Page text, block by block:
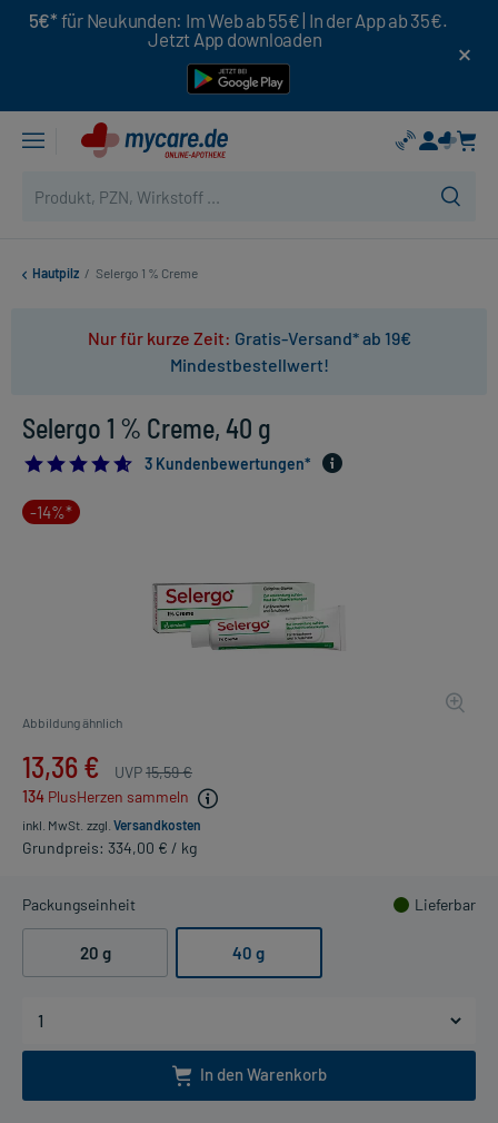
5€* für Neukunden: Im Web ab 55€ | In der App ab 35€.
Jetzt App downloaden
Hautpilz / Selergo 1 % Creme
Nur für kurze Zeit: Gratis-Versand* ab 19€
Mindestbestellwert!
Selergo 1 % Creme, 40 g
4.666666666666667
3 Kundenbewertungen*
-14%*
Abbildung ähnlich
13,36 € UVP15,59 €
134 PlusHerzen sammeln
inkl. MwSt. zzgl. Versandkosten
Grundpreis: 334,00 € / kg
Packungseinheit Lieferbar
20 g 40 g
In den Warenkorb